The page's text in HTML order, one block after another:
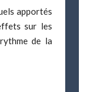
apportés
sur les
de la